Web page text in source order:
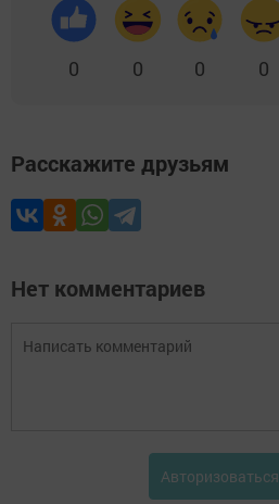
0 0 0 0
Расскажите друзьям
Нет комментариев
Авторизоваться